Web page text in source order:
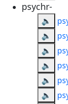
psychr-
🔈
🔈
🔈
🔈
🔈
🔈